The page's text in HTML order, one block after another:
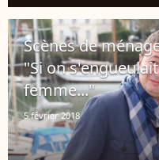
Scènes de
"Si on
femme..."
5 février 2018